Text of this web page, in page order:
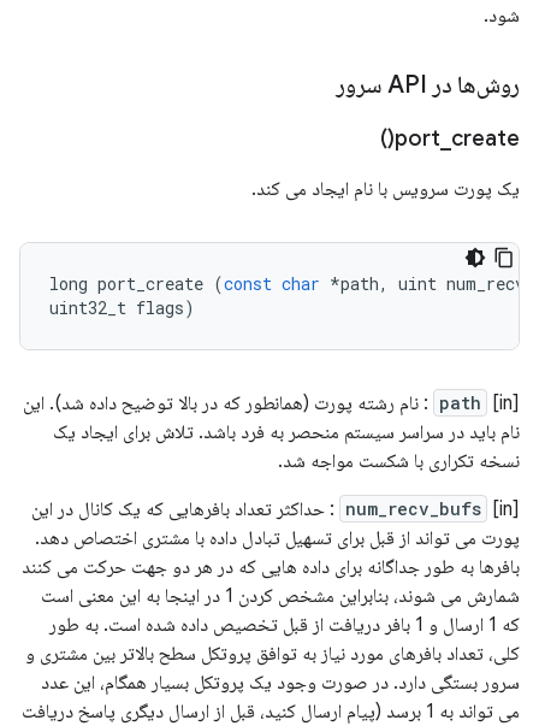
شود.
روش‌ها در API سرور
port_create(
)
یک پورت سرویس با نام ایجاد می کند.
long port_create (const char *path, uint
uint32_t flags)
[in]
path : نام رشته پورت (همانطور که در بالا توضیح داده شد). این
نام باید در سراسر سیستم منحصر به فرد باشد. تلاش برای ایجاد یک
نسخه تکراری با شکست مواجه شد.
[in]
num_recv_bufs : حداکثر تعداد بافرهایی که یک کانال در این
پورت می تواند از قبل برای تسهیل تبادل داده با مشتری اختصاص دهد.
بافرها به طور جداگانه برای داده هایی که در هر دو جهت حرکت می کنند
شمارش می شوند، بنابراین مشخص کردن 1 در اینجا به این معنی است
که 1 ارسال و 1 بافر دریافت از قبل تخصیص داده شده است. به طور
کلی، تعداد بافرهای مورد نیاز به توافق پروتکل سطح بالاتر بین مشتری و
سرور بستگی دارد. در صورت وجود یک پروتکل بسیار همگام، این عدد
می تواند به 1 برسد (پیام ارسال کنید، قبل از ارسال دیگری پاسخ دریافت